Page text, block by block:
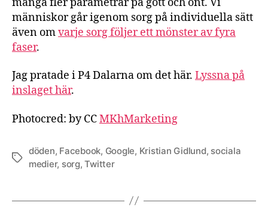
människor går igenom sorg på individuella sätt
även omvarje sorg följer ett mönster av fyra
faser.
Jag pratade i P4 Dalarna om det här. Lyssna på
inslaget här.
Photocred: by CCMKhMarketing
Etiketter
döden, Facebook, Google, Kristian Gidlund, sociala
medier, sorg,Twitter